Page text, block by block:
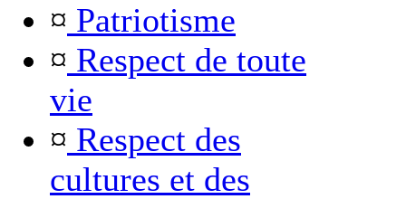
¤ Patriotisme
¤ Respect de toute
vie
¤ Respect des
cultures et des